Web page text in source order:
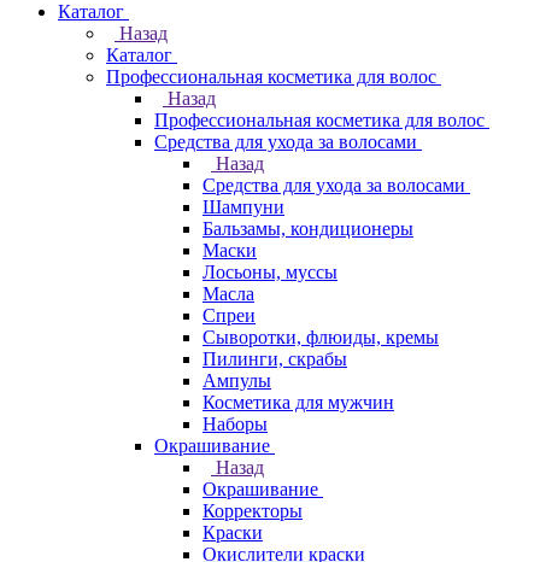
Каталог
Назад
Каталог
Профессиональная косметика для волос
Назад
Профессиональная косметика для волос
Средства для ухода за волосами
Назад
Средства для ухода за волосами
Шампуни
Бальзамы, кондиционеры
Маски
Лосьоны, муссы
Масла
Спреи
Сыворотки, флюиды, кремы
Пилинги, скрабы
Ампулы
Косметика для мужчин
Наборы
Окрашивание
Назад
Окрашивание
Корректоры
Краски
Окислители краски